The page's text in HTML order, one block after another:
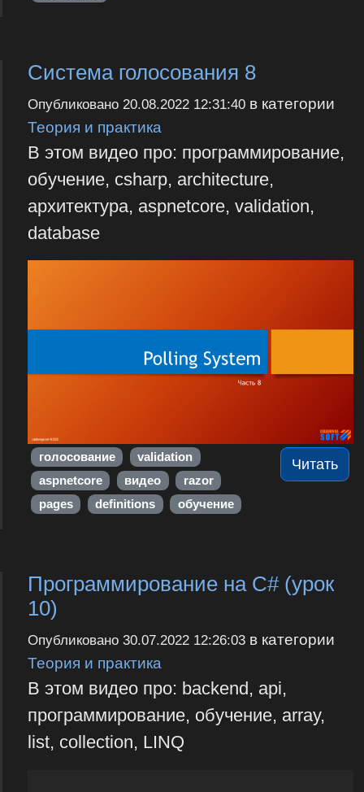
Система голосования 8
Опубликовано 20.08.2022 12:31:40в категории
Теория и практика
В этом видео про: программирование,
обучение, csharp, architecture,
архитектура, aspnetcore, validation,
database
Читать
голосование
validation
aspnetcore
видео
razor
pages
definitions обучение
Программирование на С# (урок
10)
Опубликовано 30.07.2022 12:26:03в категории
Теория и практика
В этом видео про: backend, api,
программирование, обучение, array,
list, collection, LINQ